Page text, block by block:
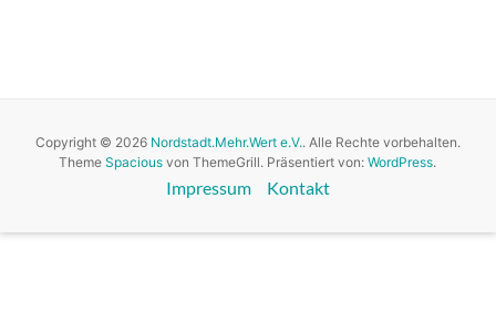
Copyright © 2026 Nordstadt.Mehr.Wert e.V.. Alle Rechte vorbehalten.
ThemeSpacious von ThemeGrill. Präsentiert von:WordPress.
Impressum Kontakt